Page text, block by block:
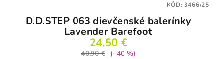
D.D.STEP 063 dievčenské balerínky
Lavender Barefoot
24,50 €
40,90 €
(–40 %)
KÓD:3466/25